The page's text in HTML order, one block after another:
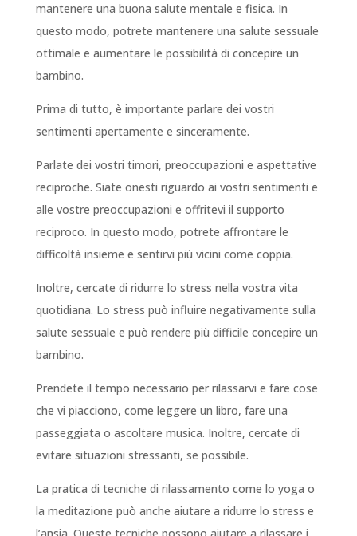
mantenere una buona salute mentale e fisica. In
questo modo, potrete mantenere una salute sessuale
ottimale e aumentare le possibilità di concepire un
bambino.
Prima di tutto, è importante parlare dei vostri
sentimenti apertamente e sinceramente.
Parlate dei vostri timori, preoccupazioni e aspettative
reciproche. Siate onesti riguardo ai vostri sentimenti e
alle vostre preoccupazioni e offritevi il supporto
reciproco. In questo modo, potrete affrontare le
difficoltà insieme e sentirvi più vicini come coppia.
Inoltre, cercate di ridurre lo stress nella vostra vita
quotidiana. Lo stress può influire negativamente sulla
salute sessuale e può rendere più difficile concepire un
bambino.
Prendete il tempo necessario per rilassarvi e fare cose
che vi piacciono, come leggere un libro, fare una
passeggiata o ascoltare musica. Inoltre, cercate di
evitare situazioni stressanti, se possibile.
La pratica di tecniche di rilassamento come lo yoga o
la meditazione può anche aiutare a ridurre lo stress e